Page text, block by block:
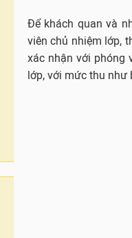
Để khách quan và
viên chủ nhiệm lớp,
xác nhận với phóng
lớp, với mức thu như